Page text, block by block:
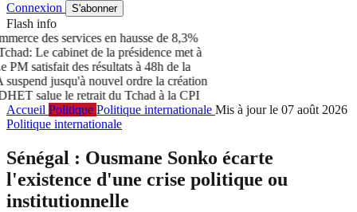
Connexion
S'abonner
Flash info
des services en hausse de 8,3%
Le cabinet de la présidence met à
satisfait des résultats à 48h de la
jusqu'à nouvel ordre la création
salue le retrait du Tchad à la CPI
Accueil Politique Politique internationale Mis à jour le 07 août 2026
Politique internationale
Sénégal : Ousmane Sonko écarte
l'existence d'une crise politique ou
institutionnelle